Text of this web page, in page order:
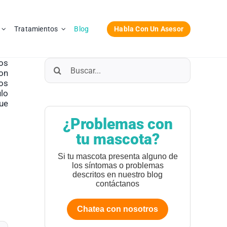
Tratamientos Blog Habla Con Un Asesor
Buscar:
¿Problemas con
tu mascota?
Si tu mascota presenta alguno de
los síntomas o problemas
descritos en nuestro blog
contáctanos
Chatea con nosotros